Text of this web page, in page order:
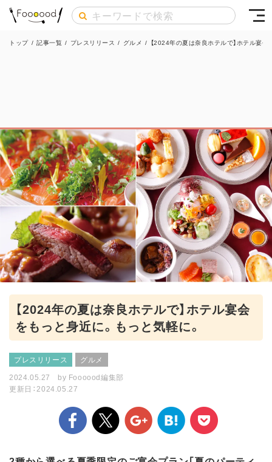
トップ / 記事一覧 / プレスリリース / グルメ / 【2024年の夏は奈良ホテルで】ホテル宴
【2024年の夏は奈良ホテルで】ホテル宴会
をもっと身近に。もっと気軽に。
プレスリリース
グルメ
2024.05.27
by Foooood編集部
更新日：2024.05.27